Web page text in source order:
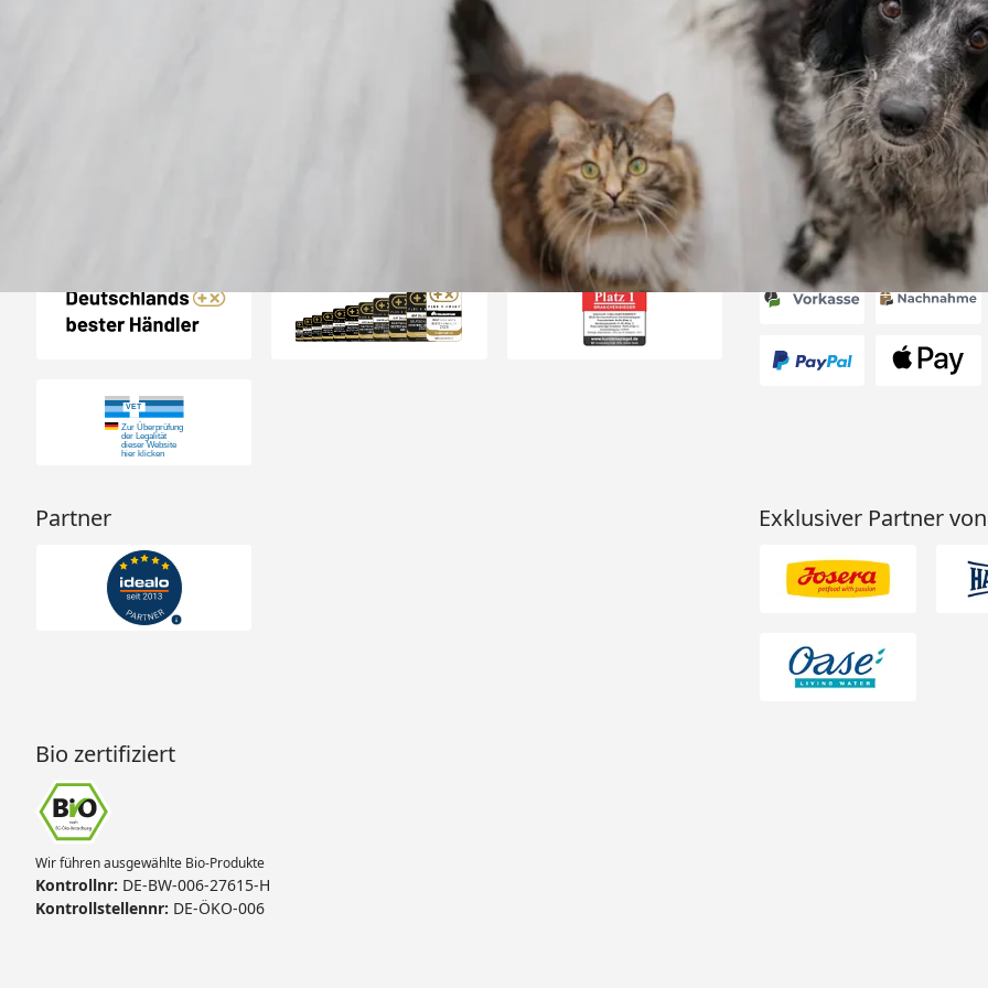
„Gute Erfahrung mit
Zoologo,schnelle Lieferung, alles
top“
31.07.2026
Versand
Akzeptierte
Partner Exklusiver Partner von
Bio zertifiziert
Wir führen ausgewählte Bio-Produkte
Kontrollnr: DE-BW-006-27615-H
Kontrollstellennr: DE-ÖKO-006